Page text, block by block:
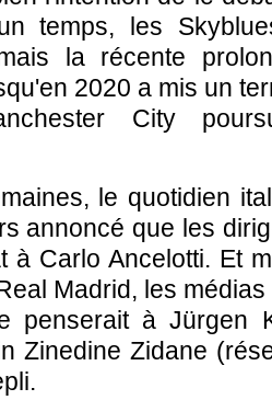
temps, les
la récente
2020 a mis un
City
le quotidien
annoncé que les
à Carlo Ancelotti. Et
Madrid, les
penserait à Jürgen
Zinedine Zidane